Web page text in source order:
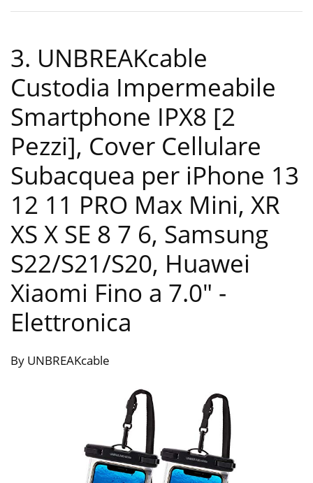
3. UNBREAKcable
Custodia Impermeabile
Smartphone IPX8 [2
Pezzi], Cover Cellulare
Subacquea per iPhone 13
12 11 PRO Max Mini, XR
XS X SE 8 7 6, Samsung
S22/S21/S20, Huawei
Xiaomi Fino a 7.0″ -
Elettronica
By UNBREAKcable